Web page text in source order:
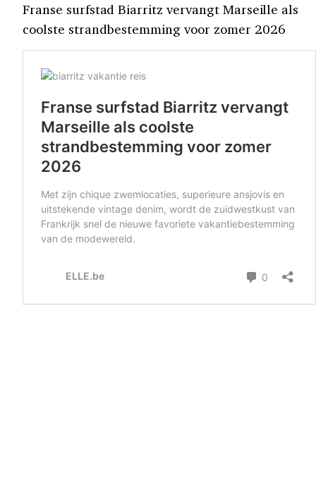
Franse surfstad Biarritz vervangt Marseille als
coolste strandbestemming voor zomer 2026